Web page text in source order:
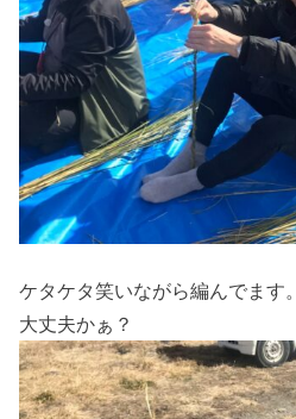
ケタケタ笑いながら編んでます。
大丈夫かぁ？